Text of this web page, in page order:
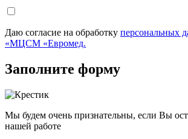
Даю согласие на обработку персональных
«МЦСМ «Евромед.
Заполните форму
Мы будем очень признательны, если Вы
нашей работе